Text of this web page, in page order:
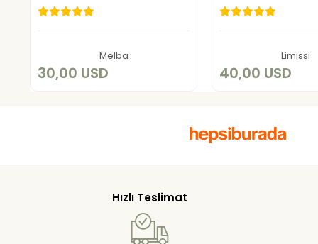
Melba
30,00 USD
Sepete Ekle Limissi
40,00 USD
Sepete
Hızlı Teslimat